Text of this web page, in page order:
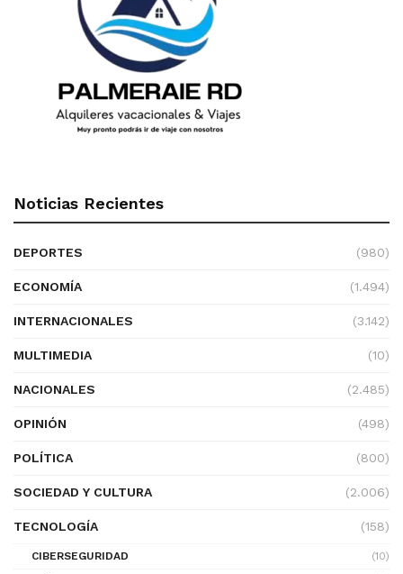
Noticias Recientes
DEPORTES (980)
ECONOMÍA (1.494)
INTERNACIONALES (3.142)
MULTIMEDIA (10)
NACIONALES (2.485)
OPINIÓN (498)
POLÍTICA (800)
SOCIEDAD Y CULTURA (2.006)
TECNOLOGÍA (158)
CIBERSEGURIDAD
(10)